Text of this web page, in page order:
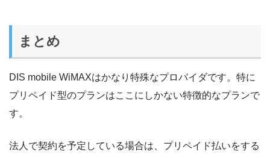
まとめ
DIS mobile WiMAXはかなり特殊なプロバイダです。特に
プリペイド型のプランはここにしかない特徴的なプランで
す。
法人で契約を予定している場合は、プリペイド払いをする